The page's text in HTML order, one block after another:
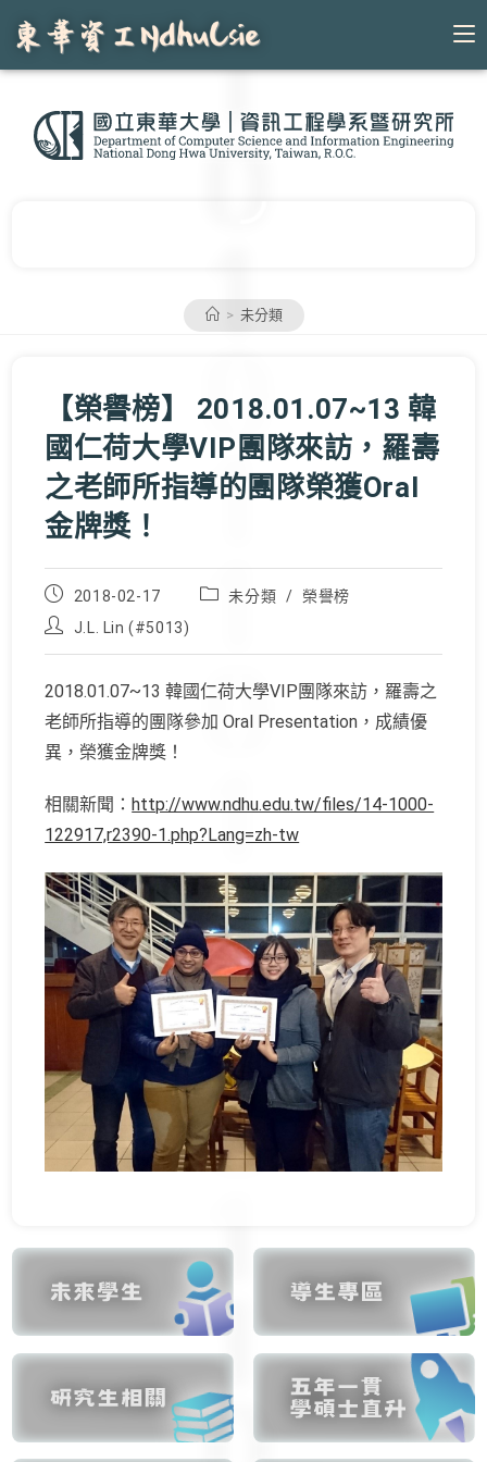
content
> 未分類
【榮譽榜】 2018.01.07~13 韓
國仁荷大學VIP團隊來訪，羅壽
之老師所指導的團隊榮獲Oral
金牌獎！
Post
published:
2018-02-17
Post
未分類 /
榮譽榜
Post
J.L. Lin (#5013)
2018.01.07~13 韓國仁荷大學VIP團隊來訪，羅壽之
老師所指導的團隊參加 Oral Presentation，成績優
異，榮獲金牌獎！
相關新聞： http://www.ndhu.edu.tw/files/14-1000-
122917,r2390-1.php?Lang=zh-tw